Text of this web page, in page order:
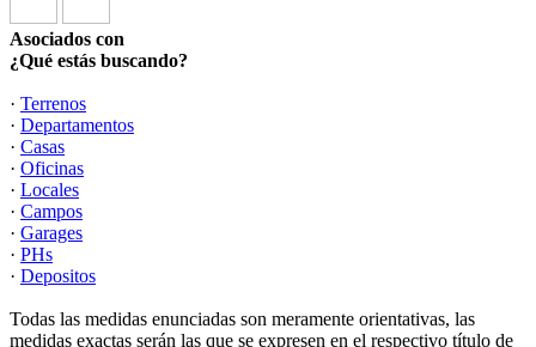
Asociados con
¿Qué estás buscando?
· Terrenos
· Departamentos
· Casas
· Oficinas
· Locales
· Campos
· Garages
· PHs
· Depositos
Todas las medidas enunciadas son meramente orientativas, las
medidas exactas serán las que se expresen en el respectivo título de